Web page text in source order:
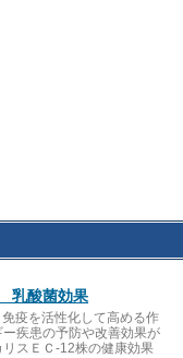
乳酸菌効果
疫を活性化して高める作
疾患の予防や改善効果が
スＥＣ-12株の健康効果